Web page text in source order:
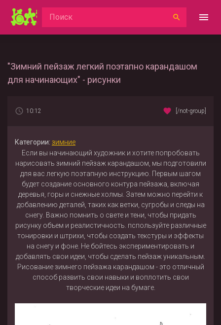
"Зимний пейзаж легкий поэтапно карандашом
для начинающих" - рисунки
10:12 [/not-group]
Категории: зимние
Если вы начинающий художник и хотите попробовать
нарисовать зимний пейзаж карандашом, мы подготовили
для вас легкую поэтапную инструкцию. Первым шагом
будет создание основного контура пейзажа, включая
деревья, горы и снежные холмы. Затем можно перейти к
добавлению деталей, таких как ветки, сугробы и следы на
снегу. Важно помнить о свете и тени, чтобы придать
рисунку объем и реалистичность. пспользуйте различные
тонировки и штрихи, чтобы создать текстуры и эффекты
на снегу и фоне. Не бойтесь экспериментировать и
добавлять свои идеи, чтобы сделать пейзаж уникальным.
Рисование зимнего пейзажа карандашом - это отличный
способ развить свои навыки и воплотить свои
творческие идеи на бумаге.